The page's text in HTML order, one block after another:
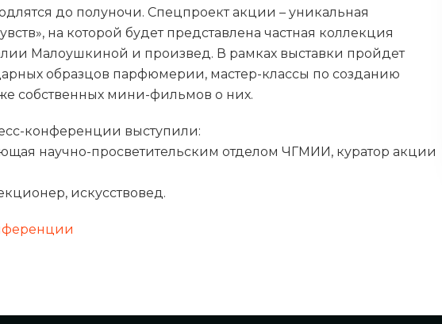
до полуночи. Спецпроект акции – уникальная
на которой будет представлена частная коллекция
Малоушкиной и произвед. В рамках выставки пройдет
образцов парфюмерии, мастер-классы по созданию
собственных мини-фильмов о них.
конференции выступили:
научно-просветительским отделом ЧГМИИ, куратор акции
искусствовед.